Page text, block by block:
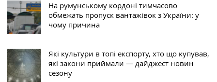
На румунському кордоні тимчасово
обмежать пропуск вантажівок з України: у
чому причина
Які культури в топі експорту, хто що купував,
які закони приймали — дайджест новин
сезону